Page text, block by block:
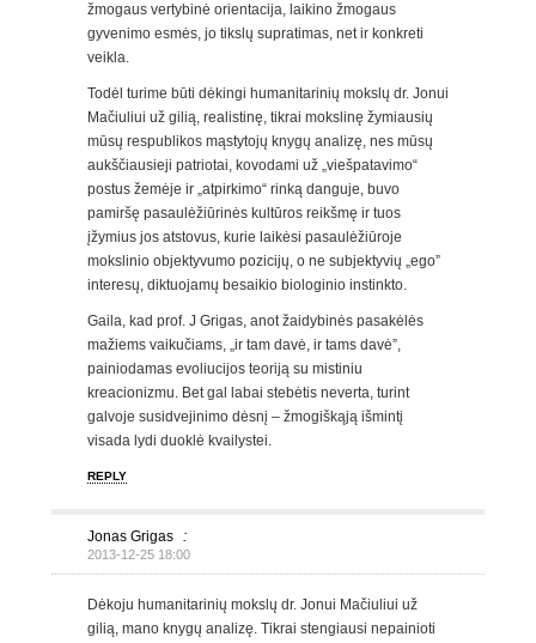
žmogaus vertybinė orientacija, laikino žmogaus
gyvenimo esmės, jo tikslų supratimas, net ir konkreti
veikla.
Todėl turime būti dėkingi humanitarinių mokslų dr. Jonui
Mačiuliui už gilią, realistinę, tikrai mokslinę žymiausių
mūsų respublikos mąstytojų knygų analizę, nes mūsų
aukščiausieji patriotai, kovodami už „viešpatavimo“
postus žemėje ir „atpirkimo“ rinką danguje, buvo
pamiršę pasaulėžiūrinės kultūros reikšmę ir tuos
įžymius jos atstovus, kurie laikėsi pasaulėžiūroje
mokslinio objektyvumo pozicijų, o ne subjektyvių „ego”
interesų, diktuojamų besaikio biologinio instinkto.
Gaila, kad prof. J Grigas, anot žaidybinės pasakėlės
mažiems vaikučiams, „ir tam davė, ir tams davė”,
painiodamas evoliucijos teoriją su mistiniu
kreacionizmu. Bet gal labai stebėtis neverta, turint
galvoje susidvejinimo dėsnį – žmogiškąją išmintį
visada lydi duoklė kvailystei.
REPLY
Jonas Grigas :
2013-12-25 18:00
Dėkoju humanitarinių mokslų dr. Jonui Mačiuliui už
gilią, mano knygų analizę. Tikrai stengiausi nepainioti